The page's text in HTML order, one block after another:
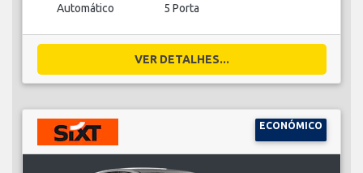
Automático 5 Porta
VER DETALHES...
ECONÓMICO